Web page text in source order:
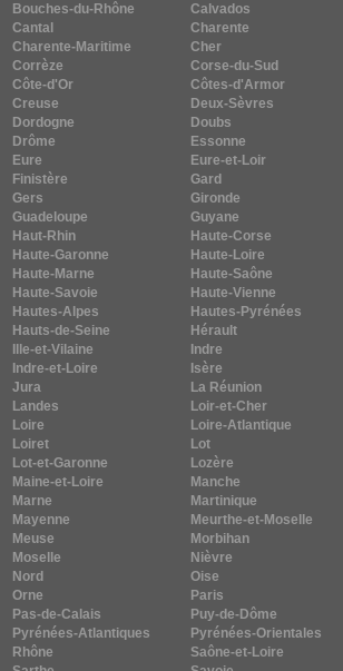
Bouches-du-Rhône
Calvados
Cantal
Charente
Charente-Maritime
Cher
Corrèze
Corse-du-Sud
Côte-d'Or
Côtes-d'Armor
Creuse
Deux-Sèvres
Dordogne
Doubs
Drôme
Essonne
Eure
Eure-et-Loir
Finistère
Gard
Gers
Gironde
Guadeloupe
Guyane
Haut-Rhin
Haute-Corse
Haute-Garonne
Haute-Loire
Haute-Marne
Haute-Saône
Haute-Savoie
Haute-Vienne
Hautes-Alpes
Hautes-Pyrénées
Hauts-de-Seine
Hérault
Ille-et-Vilaine
Indre
Indre-et-Loire
Isère
Jura
La Réunion
Landes
Loir-et-Cher
Loire
Loire-Atlantique
Loiret
Lot
Lot-et-Garonne
Lozère
Maine-et-Loire
Manche
Marne
Martinique
Mayenne
Meurthe-et-Moselle
Meuse
Morbihan
Moselle
Nièvre
Nord
Oise
Orne
Paris
Pas-de-Calais
Puy-de-Dôme
Pyrénées-Atlantiques
Pyrénées-Orientales
Rhône
Saône-et-Loire